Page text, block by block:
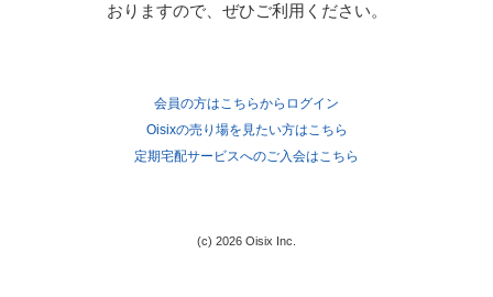
おりますので、ぜひご利用ください。
会員の方はこちらからログイン
Oisixの売り場を見たい方はこちら
定期宅配サービスへのご入会はこちら
(c) 2026 Oisix Inc.